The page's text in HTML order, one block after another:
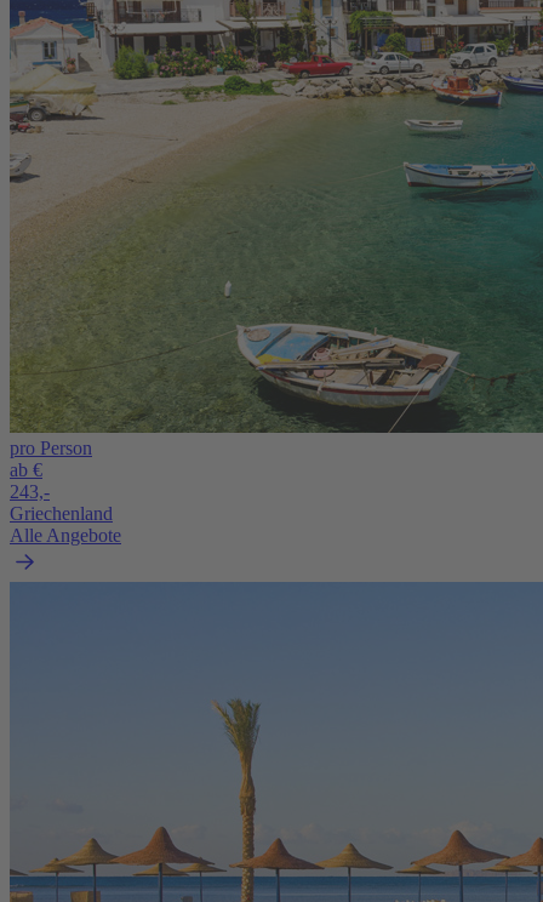
pro Person
ab €
243,-
Griechenland
Alle Angebote